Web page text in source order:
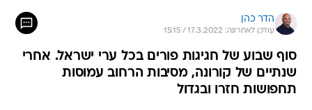
הדר כהן
עודכן לאחרונה: 17.3.2022 / 15:15
סוף שבוע של חגיגות פורים בכל ערי ישראל. אחרי
שנתיים של קורונה, מסיבות הרחוב עמוסות
תחפושות חזרו ובגדול